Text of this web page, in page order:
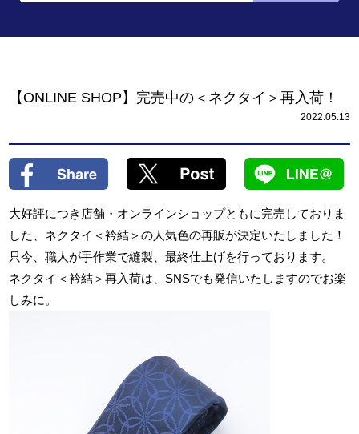
【ONLINE SHOP】完売中の＜ネクタイ＞再入荷！
2022.05.13
大好評につき店舗・オンラインショップともに完売しておりま
した、ネクタイ＜衿結＞の人気色の再販が決定いたしました！
只今、職人が手作業で縫製、最終仕上げを行っております。
ネクタイ＜衿結＞再入荷は、SNSでも発信いたしますのでお楽
しみに。